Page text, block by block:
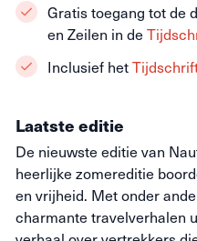
Laatste editie
De nieuwste editie van
heerlijke zomereditie
en vrijheid. Met onder
charmante travelverhalen
Gratis toegang tot de
en Zeilen in de
Inclusief het